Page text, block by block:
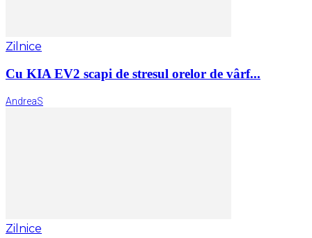
Zilnice
Cu KIA EV2 scapi de stresul orelor de vârf...
AndreaS
Zilnice